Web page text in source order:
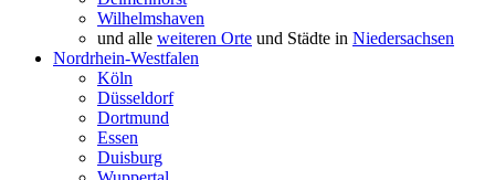
Wilhelmshaven
und alle weiteren Orte und Städte in Niedersachsen
Nordrhein-Westfalen
Köln
Düsseldorf
Dortmund
Essen
Duisburg